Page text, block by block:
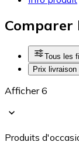
Comparer
Tous les
Prix livraison
Afficher 6
Produits